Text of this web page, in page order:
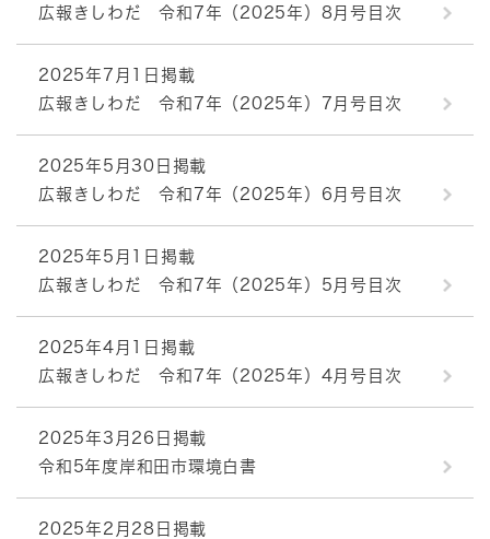
広報きしわだ 令和7年（2025年）8月号目次
2025年7月1日掲載
広報きしわだ 令和7年（2025年）7月号目次
2025年5月30日掲載
広報きしわだ 令和7年（2025年）6月号目次
2025年5月1日掲載
広報きしわだ 令和7年（2025年）5月号目次
2025年4月1日掲載
広報きしわだ 令和7年（2025年）4月号目次
2025年3月26日掲載
令和5年度岸和田市環境白書
2025年2月28日掲載